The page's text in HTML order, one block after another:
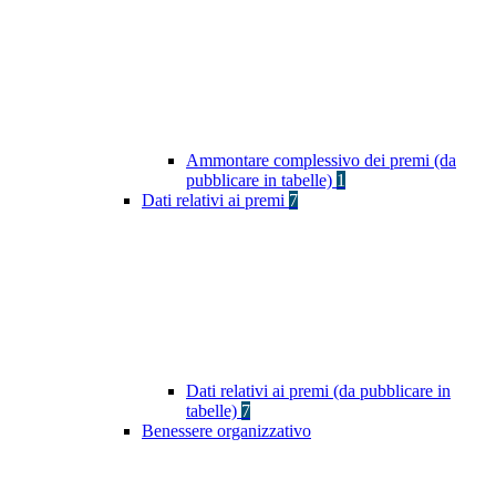
Ammontare complessivo dei premi (da
pubblicare in tabelle) 1
Dati relativi ai premi 7
Dati relativi ai premi (da pubblicare in
tabelle) 7
Benessere organizzativo